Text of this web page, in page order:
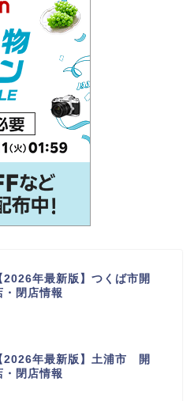
2026年最新版】つくば市開
・閉店情報
2026年最新版】土浦市 開
・閉店情報